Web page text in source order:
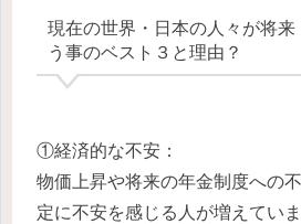
現在の世界・日本の人々が将来
う事のベスト３と理由？
①経済的な不安：
物価上昇や将来の年金制度への
定に不安を感じる人が増えていま